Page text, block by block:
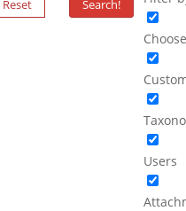
Reset Search!
Users